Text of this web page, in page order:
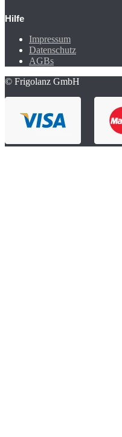
Hilfe
Impressum
Datenschutz
AGBs
© Frigolanz GmbH